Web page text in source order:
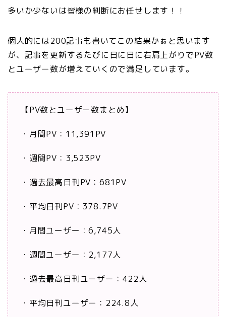
多いか少ないは皆様の判断にお任せします！！
個人的には200記事も書いてこの結果かぁと思います
が、記事を更新するたびに日に日に右肩上がりでPV数
とユーザー数が増えていくので満足しています。
【PV数とユーザー数まとめ】
・月間PV：11,391PV
・週間PV：3,523PV
・過去最高日刊PV：681PV
・平均日刊PV：378.7PV
・月間ユーザー：6,745人
・週間ユーザー：2,177人
・過去最高日刊ユーザー：422人
・平均日刊ユーザー：224.8人